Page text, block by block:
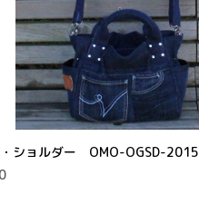
ショルダー OMO-OGSD-2015